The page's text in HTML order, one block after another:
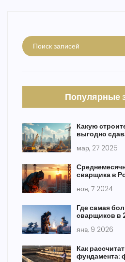
Популярные
Какую
выгодно
мар, 27 2025
сварщика в
ноя, 7 2024
Где самая
сварщиков в
янв, 9 2026
Как
фундамента: